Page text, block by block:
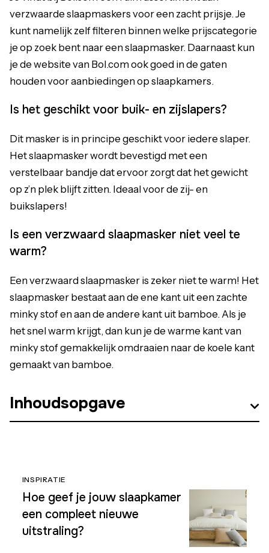
verzwaarde slaapmaskers voor een zacht prijsje. Je
kunt namelijk zelf filteren binnen welke prijscategorie
je op zoek bent naar een slaapmasker. Daarnaast kun
je de website van Bol.com ook goed in de gaten
houden voor aanbiedingen op slaapkamers.
Is het geschikt voor buik- en zijslapers?
Dit masker is in principe geschikt voor iedere slaper.
Het slaapmasker wordt bevestigd met een
verstelbaar bandje dat ervoor zorgt dat het gewicht
op z’n plek blijft zitten. Ideaal voor de zij- en
buikslapers!
Is een verzwaard slaapmasker niet veel te
warm?
Een verzwaard slaapmasker is zeker niet te warm! Het
slaapmasker bestaat aan de ene kant uit een zachte
minky stof en aan de andere kant uit bamboe. Als je
het snel warm krijgt, dan kun je de warme kant van
minky stof gemakkelijk omdraaien naar de koele kant
gemaakt van bamboe.
Inhoudsopgave
INSPIRATIE
Hoe geef je jouw slaapkamer
een compleet nieuwe
uitstraling?